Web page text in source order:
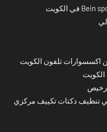
اكسسوارات تلفون الكويت
الكويت
رخيص
تنظيف دكتات تكييف مركزي